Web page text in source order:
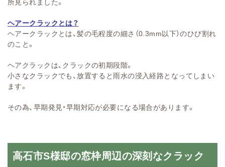
ヘアークラックとは？
ヘアークラックとは、髪の毛程度の細さ（0.3mm以下）のひび割れ
のこと。
ヘアクラックは、クラックの初期段階。
小さなクラックでも、放置すると雨水の浸入経路となってしまい
ます。
その為、早期発見・早期対応が必要になる場合があります。
高石市S様邸の窓枠周辺の深刻なクラック